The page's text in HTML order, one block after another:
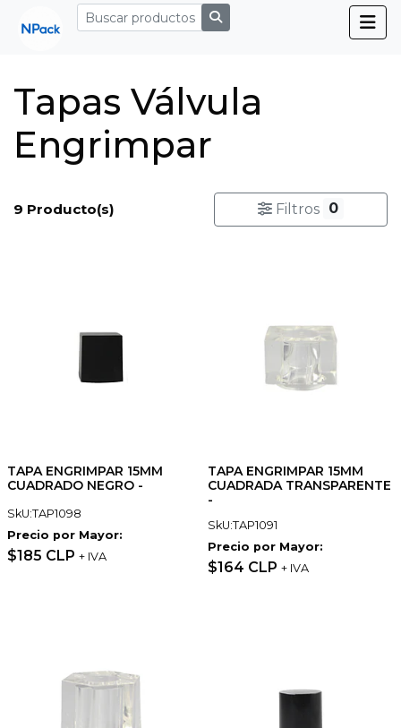
Tapas Válvula
Engrimpar
9 Producto(s) Filtros 0
TAPA ENGRIMPAR 15MM
CUADRADO NEGRO -
SkU:TAP1098
Precio por Mayor:
$185 CLP + IVA
TAPA ENGRIMPAR 15MM
CUADRADA TRANSPARENTE
-
SkU:TAP1091
Precio por Mayor:
$164 CLP + IVA